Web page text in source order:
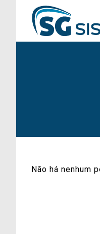
Não há nenhum